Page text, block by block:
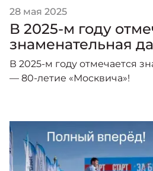
28 мая 2025
В 2025-м году
знаменательная
летие «Москвича»!
В 2025-м году отмечается
— 80-летие «Москвича»!